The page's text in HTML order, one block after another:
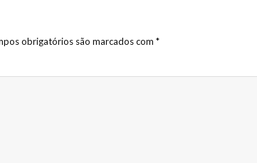
obrigatórios são marcados com *